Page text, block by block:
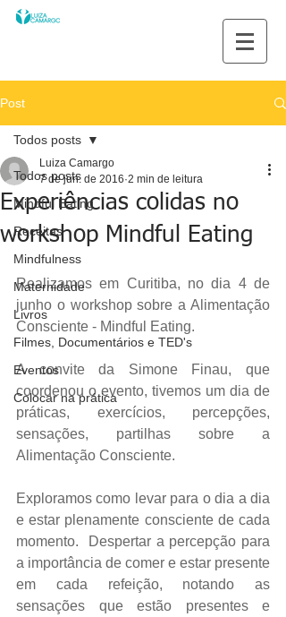
Post
Todos posts
Mindful Eating
Receitas
Mindfulness
Maternidade
Livros
Filmes, Documentários e TED's
Eventos
Colocar na prática
Todos posts
Experiências colidas no
workshop Mindful Eating
Luiza Camargo
7 de jun. de 2016 2 min de leitura
Realizamos em Curitiba, no dia 4 de
junho o workshop sobre a Alimentação
Consciente - Mindful Eating.
A convite da Simone Finau, que
coordenou o evento, tivemos um dia de
práticas, exercícios, percepções,
sensações, partilhas sobre a
Alimentação Consciente.
Exploramos como levar para o dia a dia
e estar plenamente consciente de cada
momento.  Despertar a percepção para
a importância de comer e estar presente
em cada refeição, notando as
sensações que estão presentes e